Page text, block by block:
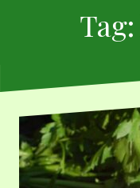
Tag: